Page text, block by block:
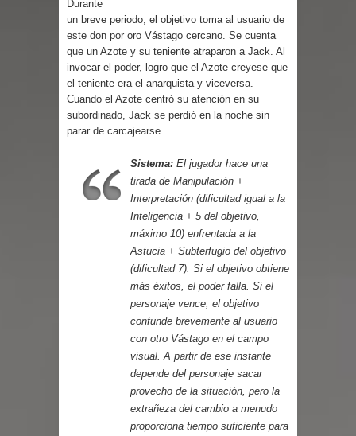
Durante
un breve periodo, el objetivo toma al usuario de
este don por oro Vástago cercano. Se cuenta
que un Azote y su teniente atraparon a Jack. Al
invocar el poder, logro que el Azote creyese que
el teniente era el anarquista y viceversa.
Cuando el Azote centró su atención en su
subordinado, Jack se perdió en la noche sin
parar de carcajearse.
Sistema: El jugador hace una
tirada de Manipulación +
Interpretación (dificultad igual a la
Inteligencia + 5 del objetivo,
máximo 10) enfrentada a la
Astucia + Subterfugio del objetivo
(dificultad 7). Si el objetivo obtiene
más éxitos, el poder falla. Si el
personaje vence, el objetivo
confunde brevemente al usuario
con otro Vástago en el campo
visual. A partir de ese instante
depende del personaje sacar
provecho de la situación, pero la
extrañeza del cambio a menudo
proporciona tiempo suficiente para